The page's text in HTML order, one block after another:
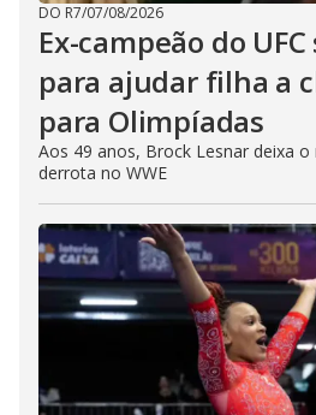
DO R7/07/08/2026
Ex-campeão do
para ajudar filha a
para Olimpíadas
Aos 49 anos, Brock Lesnar deixa
derrota no WWE